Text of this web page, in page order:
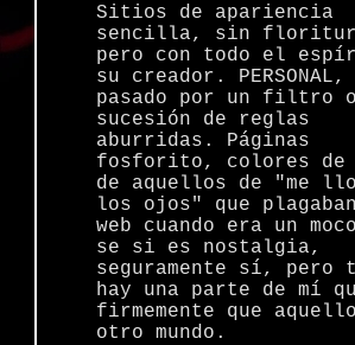
Sitios de apariencia
sencilla, sin
pero con todo el
su creador. PERSONAL,
pasado por un filtro
sucesión de reglas
aburridas. Páginas
fosforito, colores de
de aquellos de "me
los ojos" que
web cuando era un
se si es nostalgia,
seguramente sí, pero
hay una parte de mí
firmemente que
otro mundo.